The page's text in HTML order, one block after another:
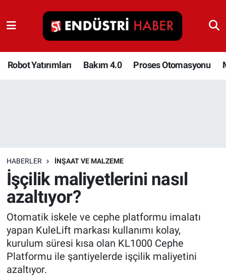
Robot Yatırımları Bakım 4.0 Proses Otomasyonu
HABERLER İNŞAAT VE MALZEME
İşçilik maliyetlerini nasıl
azaltıyor?
Otomatik iskele ve cephe platformu imalatı
yapan KuleLift markası kullanımı kolay,
kurulum süresi kısa olan KL1000 Cephe
Platformu ile şantiyelerde işçilik maliyetini
azaltıyor.
Robot Yatırımları
Bakım 4.0
Depolama Çözümleri
İnşaat ve Malzeme
HaberOrtak
EndüstriST
Enerjisini Üreten Fabrikalar